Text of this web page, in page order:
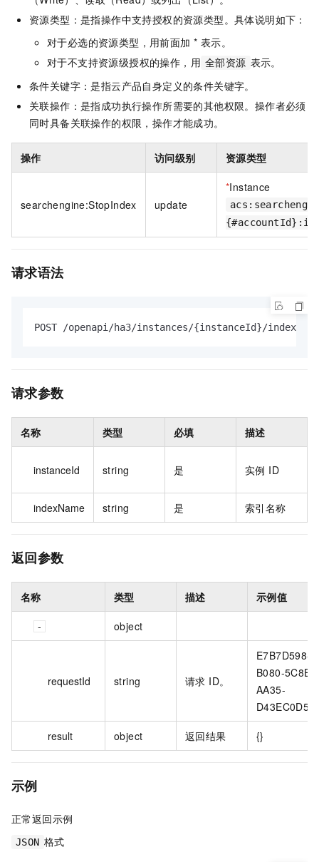
资源类型：是指操作中支持授权的资源类型。具体说明如下：
对于必选的资源类型，用前面加 * 表示。
对于不支持资源级授权的操作，用 全部资源 表示。
条件关键字：是指云产品自身定义的条件关键字。
关联操作：是指成功执行操作所需要的其他权限。操作者必须
同时具备关联操作的权限，操作才能成功。
操作 访问级别 资源类型
searchengine:StopIndex update
*Instance
请求语法
POST /openapi/ha3/instances/{instanceId}/indexes/
请求参数
名称 类型 必填 描述
instanceId string 是 实例 ID
indexName string 是 索引名称
返回参数
名称 类型 描述 示例值
object
requestId string 请求 ID。
E7B7D598-
B080-5C8E-
AA35-
result object 返回结果 {}
示例
正常返回示例
JSON 格式